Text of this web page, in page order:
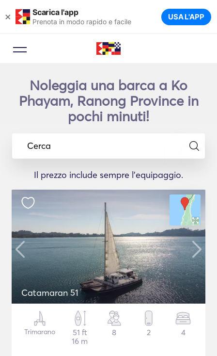
× Scarica l'app
Prenota in modo rapido e facile USA L'APP
Noleggia una barca a Ko
Phayam, Ranong Province in
pochi minuti!
Cerca
Il prezzo include sempre l'equipaggio.
Catamaran 51
Trimarano
51 ft
16 m
8 2 4